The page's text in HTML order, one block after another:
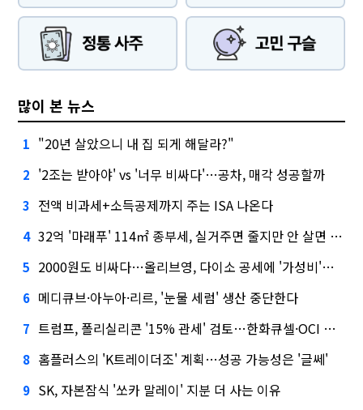
많이 본 뉴스
1 "20년 살았으니 내 집 되게 해달라?"
2 '2조는 받아야' vs '너무 비싸다'…공차, 매각 성공할까
3 전액 비과세+소득공제까지 주는 ISA 나온다
4 32억 '마래푸' 114㎡ 종부세, 실거주면 줄지만 안 살면 2.5배
5 2000원도 비싸다…올리브영, 다이소 공세에 '가성비'로 맞불
6 메디큐브·아누아·리르, '눈물 세럼' 생산 중단한다
7 트럼프, 폴리실리콘 '15% 관세' 검토…한화큐셀·OCI 영향은?
8 홈플러스의 'K트레이더조' 계획…성공 가능성은 '글쎄'
9 SK, 자본잠식 '쏘카 말레이' 지분 더 사는 이유